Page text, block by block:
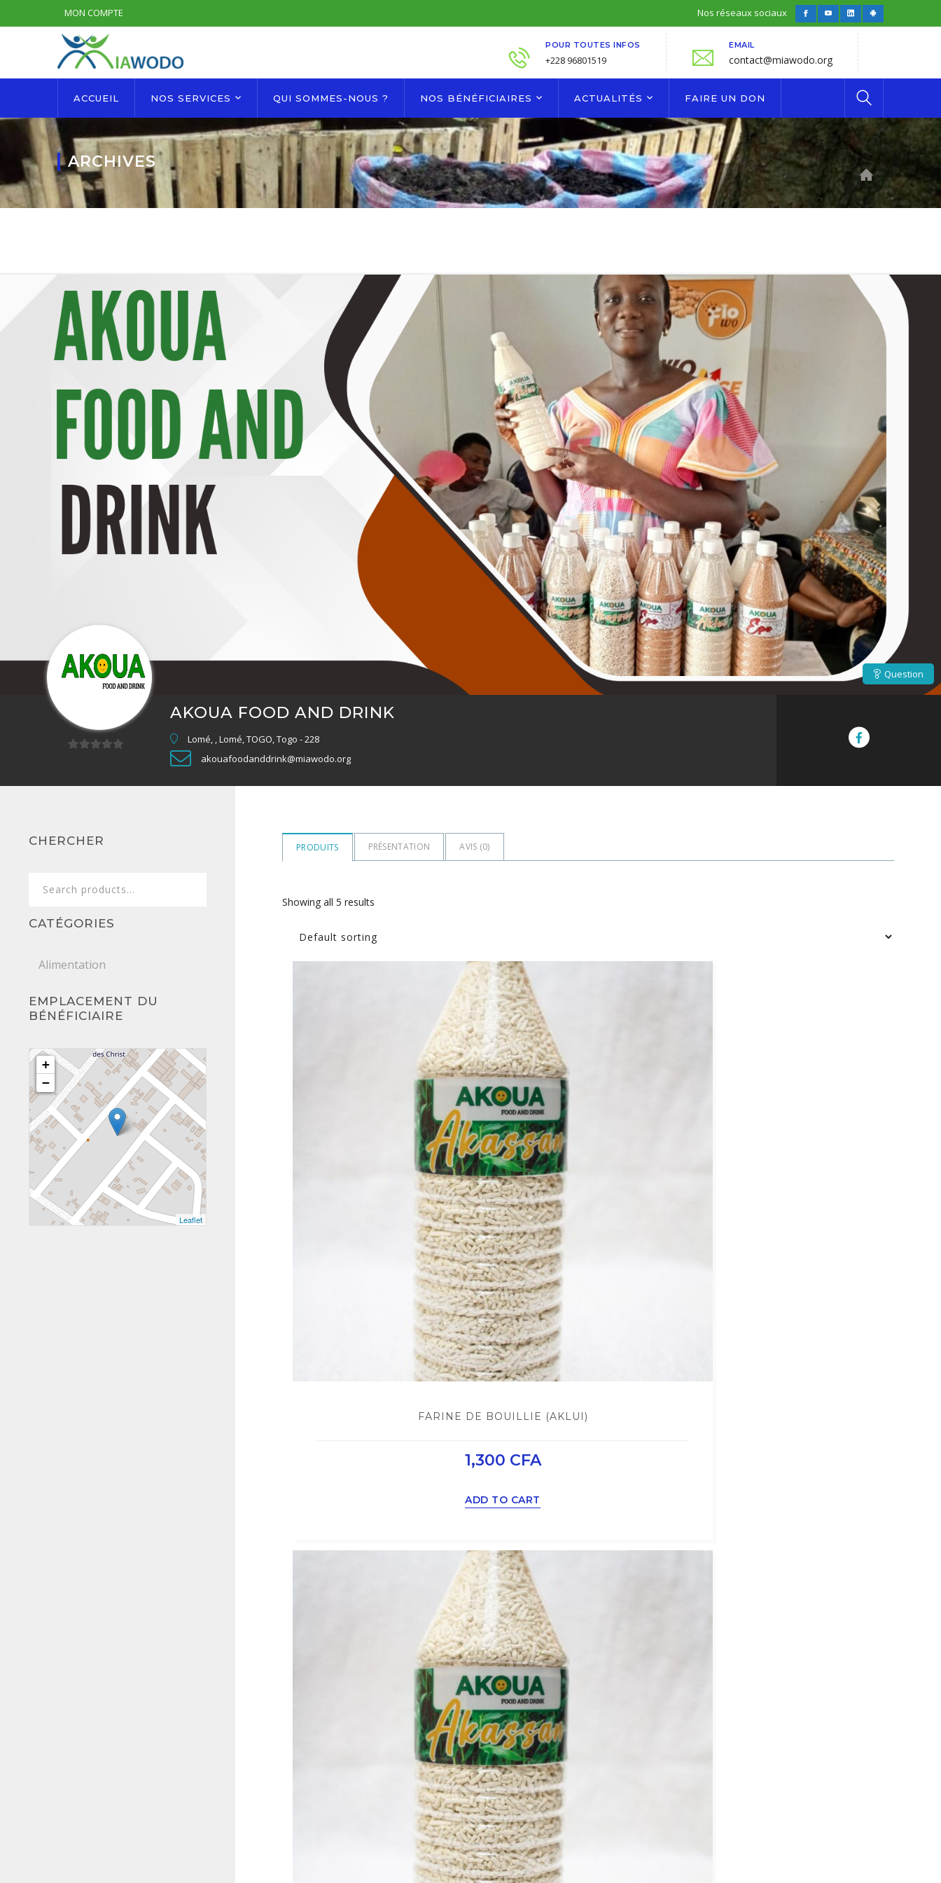
MON COMPTE Nos réseaux sociaux
FacebookYoutubeLinkedInAndroid
POUR TOUTES INFOS
+228 96801519
EMAIL
contact@miawodo.org
ACCUEIL NOS SERVICES QUI SOMMES-NOUS ? NOS BÉNÉFICIAIRES ACTUALITÉS FAIRE UN DON
ARCHIVES
AKOUA FOOD AND DRINK
Lomé, , Lomé, TOGO, Togo - 228
akouafoodanddrink@miawodo.org
Question
PRODUITS PRÉSENTATION AVIS (0)
Showing all 5 results
FARINE DE BOUILLIE (AKLUI)
1,300 CFA
ADD TO CART
CHERCHER
CATÉGORIES
Alimentation
EMPLACEMENT DU
BÉNÉFICIAIRE
+
−
Leaflet